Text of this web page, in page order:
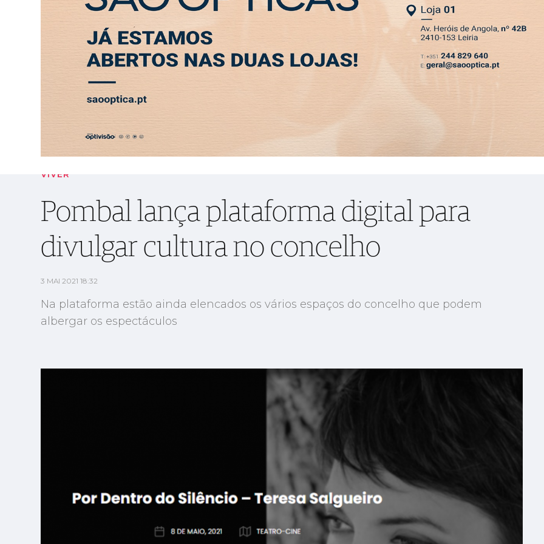
PUB
SEXTA-FEIRA, 7 AGOSTO 2026 LEITORES CONTACTO NEWSLETTER
SOCIEDADE DESPORTO CLASSIFICADOS PODCASTS
Pombal lança plataforma digital para divulgar cultura no concelho
VIVER
Pombal lança plataforma digital para
divulgar cultura no concelho
3 MAI 2021 18:32
Na plataforma estão ainda elencados os vários espaços do concelho que podem
albergar os espectáculos